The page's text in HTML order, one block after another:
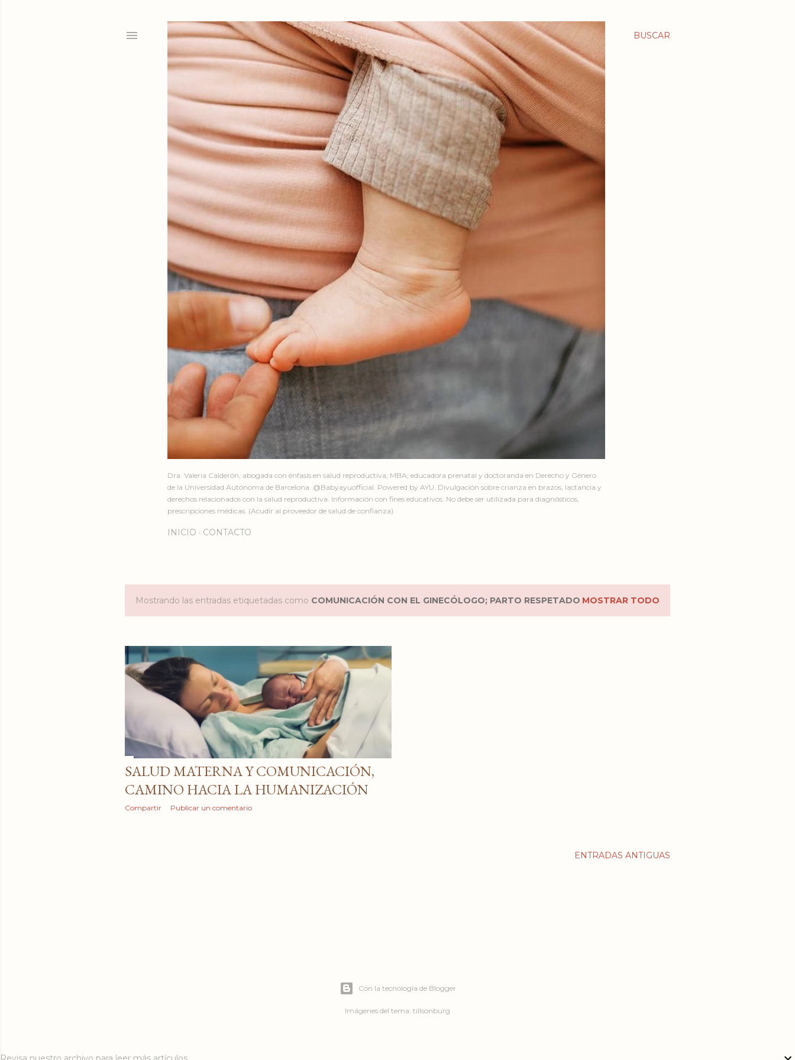
BUSCAR
Dra. Valeria Calderón, abogada con énfasis en salud reproductiva; MBA; educadora prenatal y doctoranda en Derecho y Género
de la Universidad Autónoma de Barcelona. @Babyayuofficial. Powered by AYU. Divulgación sobre crianza en brazos, lactancia y
derechos relacionados con la salud reproductiva. Información con fines educativos. No debe ser utilizada para diagnósticos,
prescripciones médicas. (Acudir al proveedor de salud de confianza).
INICIO CONTACTO
E
t
r
a
d
a
s
Mostrando las entradas etiquetadas como COMUNICACIÓN CON EL GINECÓLOGO; PARTO RESPETADO MOSTRAR TODO
SALUD MATERNA Y COMUNICACIÓN,
CAMINO HACIA LA HUMANIZACIÓN
Compartir Publicar un comentario
ENTRADAS ANTIGUAS
Con la tecnología de Blogger
Imágenes del tema: tillsonburg